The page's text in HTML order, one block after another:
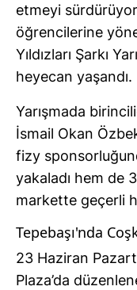
etmeyi
öğrencilerine
Yıldızları Şarkı
heyecan yaşandı.
Yarışmada
İsmail Okan
fizy
yakaladı hem de
markette geçerli
Tepebaşı'nda
23 Haziran
Plaza’da